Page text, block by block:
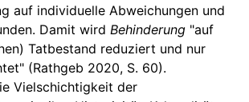
auf individuelle Abweichungen und
Damit wird Behinderung "auf
Tatbestand reduziert und nur
(Rathgeb 2020, S. 60).
Vielschichtigkeit der